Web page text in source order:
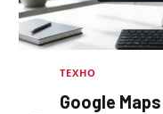
ТЕХНО
Google